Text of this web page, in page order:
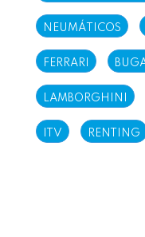
NEUMÁTICOS
FERRARI
LAMBORGHINI
ITV RENTING